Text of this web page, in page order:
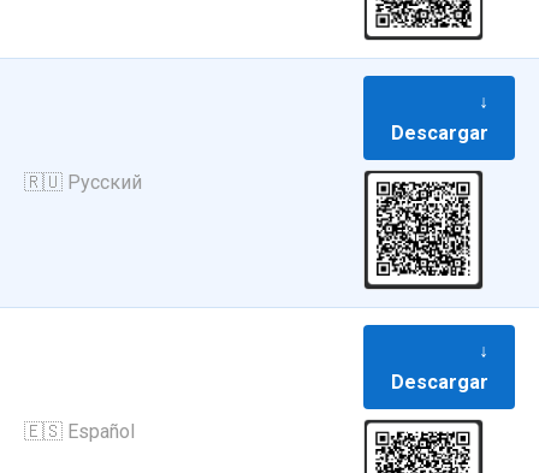
🇷🇺 Русский
↓
Descargar
🇪🇸 Español
↓
Descargar